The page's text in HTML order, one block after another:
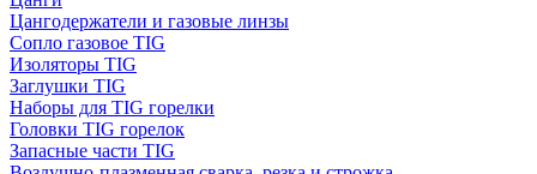
Цангодержатели и газовые линзы
Сопло газовое TIG
Изоляторы TIG
Заглушки TIG
Наборы для TIG горелки
Головки TIG горелок
Запасные части TIG